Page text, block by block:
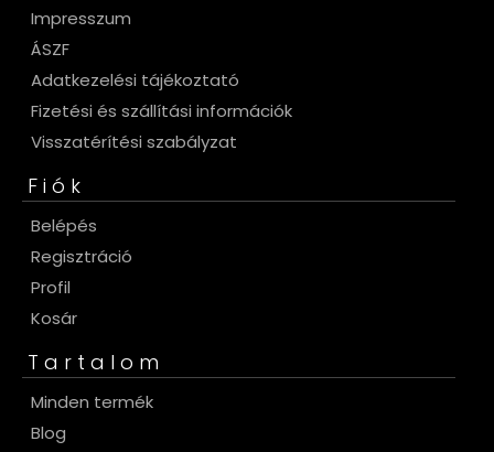
Impresszum
ÁSZF
Adatkezelési tájékoztató
Fizetési és szállítási információk
Visszatérítési szabályzat
Fiók
Belépés
Regisztráció
Profil
Kosár
Tartalom
Minden termék
Blog